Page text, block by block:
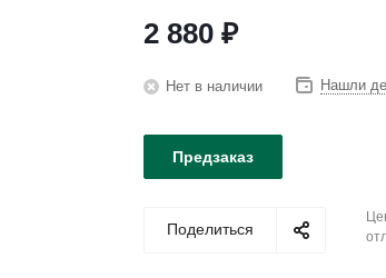
2 880 ₽
Нет в наличии Нашли
Предзаказ
Поделиться